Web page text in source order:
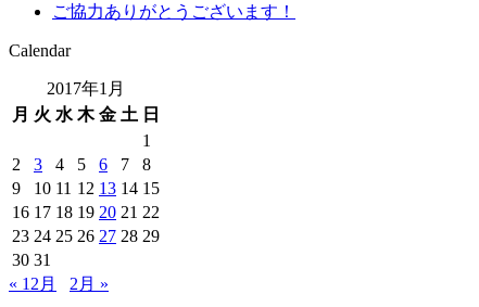
ご協力ありがとうございます！
Calendar
2017年1月
月 火 水 木 金 土 日
1
2
3 4 5 6 7
8
9
10 11 12 13 14 15
16 17 18 19 20 21 22
23 24 25 26 27 28 29
30 31
« 12月
2月 »